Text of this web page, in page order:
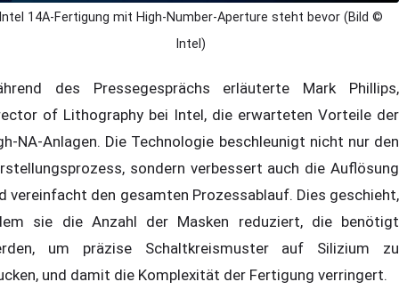
14A-Fertigung mit High-Number-Aperture steht bevor (Bild ©
Intel)
des Pressegesprächs erläuterte Mark Phillips,
of Lithography bei Intel, die erwarteten Vorteile der
NA-Anlagen. Die Technologie beschleunigt nicht nur den
sondern verbessert auch die Auflösung
vereinfacht den gesamten Prozessablauf. Dies geschieht,
sie die Anzahl der Masken reduziert, die benötigt
um präzise Schaltkreismuster auf Silizium zu
und damit die Komplexität der Fertigung verringert.